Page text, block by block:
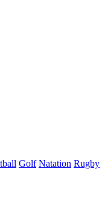
Golf Natation Rugby